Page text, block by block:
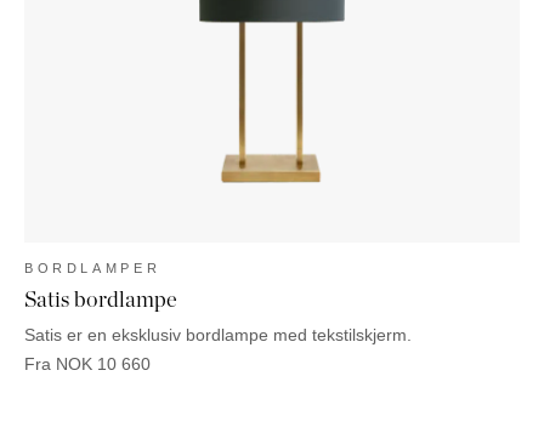
BORDLAMPER
Satis bordlampe
Satis er en eksklusiv bordlampe med tekstilskjerm.
Fra NOK 10 660